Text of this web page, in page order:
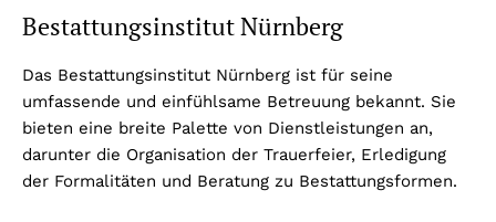
Bestattungsinstitut Nürnberg
Das Bestattungsinstitut Nürnberg ist für seine
umfassende und einfühlsame Betreuung bekannt. Sie
bieten eine breite Palette von Dienstleistungen an,
darunter die Organisation der Trauerfeier, Erledigung
der Formalitäten und Beratung zu Bestattungsformen.